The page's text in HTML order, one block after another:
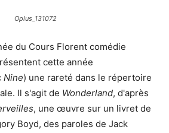
Oplus_131072
du Cours Florent comédie
cette année
Nine) une rareté dans le répertoire
Il s'agit de Wonderland, d'après
, une œuvre sur un livret de
Boyd, des paroles de Jack